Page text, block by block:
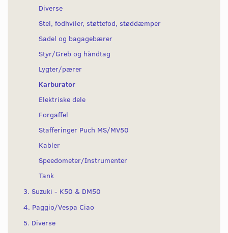
Diverse
Stel, fodhviler, støttefod, støddæmper
Sadel og bagagebærer
Styr/Greb og håndtag
Lygter/pærer
Karburator
Elektriske dele
Forgaffel
Stafferinger Puch MS/MV50
Kabler
Speedometer/Instrumenter
Tank
3. Suzuki - K50 & DM50
4. Paggio/Vespa Ciao
5. Diverse